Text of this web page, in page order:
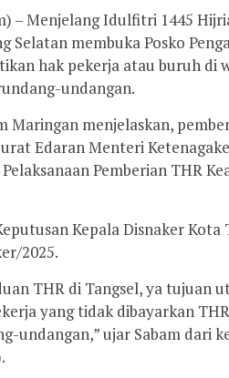
– Menjelang Idulfitri 1445
Selatan membuka Posko
hak pekerja atau buruh di
undangan.
Maringan menjelaskan,
Edaran Menteri
Pemberian THR
Kepala Disnaker Kota
2025.
THR di Tangsel, ya tujuan
yang tidak dibayarkan
undangan,” ujar Sabam dari